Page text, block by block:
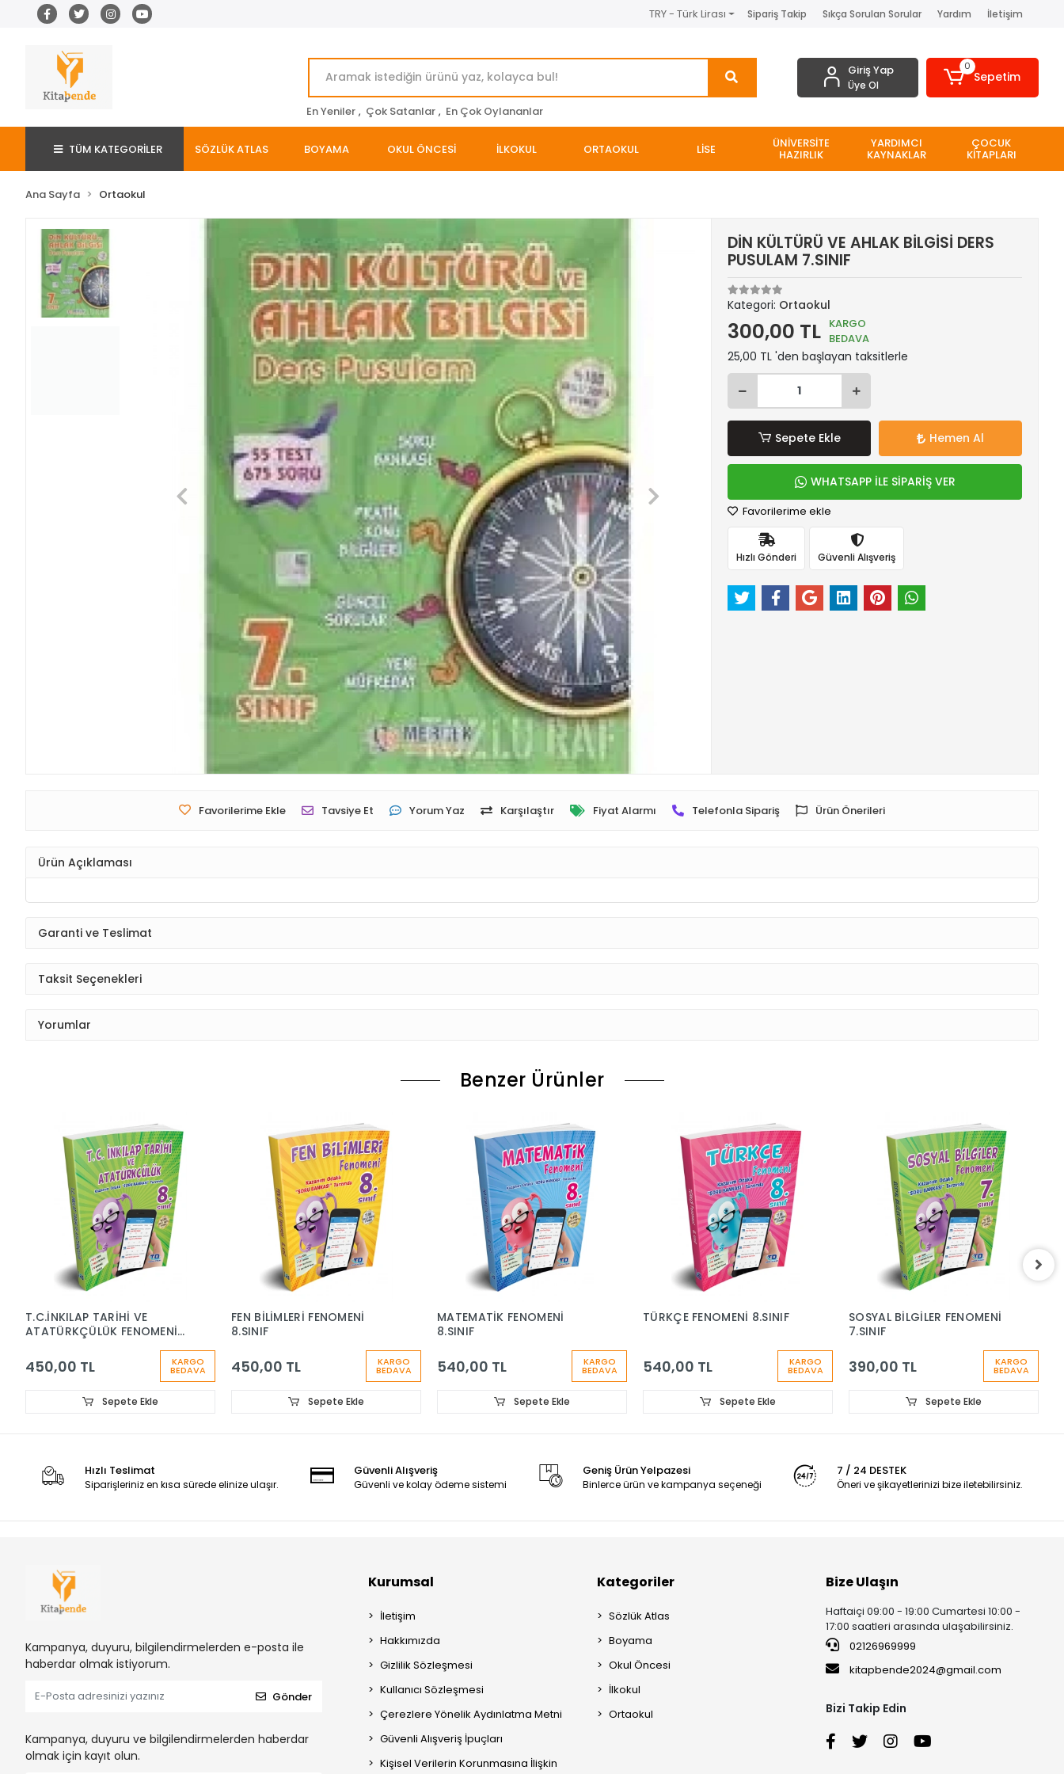
TRY - Türk Lirası Sipariş Takip Sıkça Sorulan Sorular Yardım İletişim
En Yeniler , Çok Satanlar , En Çok Oylananlar
Giriş Yap
Üye Ol
0
Sepetim
TÜM KATEGORİLER SÖZLÜK ATLAS BOYAMA OKUL ÖNCESİ İLKOKUL ORTAOKUL LİSE ÜNİVERSİTE
HAZIRLIK
YARDIMCI
KAYNAKLAR
ÇOCUK
KİTAPLARI
Ana Sayfa Ortaokul
DİN KÜLTÜRÜ VE AHLAK BİLGİSİ DERS
PUSULAM 7.SINIF
Kategori: Ortaokul
300,00 TL KARGO
BEDAVA
25,00 TL 'den başlayan taksitlerle
Sepete Ekle Hemen Al
WHATSAPP İLE SİPARİŞ VER
Favorilerime ekle
Hızlı Gönderi Güvenli Alışveriş
Favorilerime Ekle Tavsiye Et Yorum Yaz Karşılaştır Fiyat Alarmı Telefonla Sipariş Ürün Önerileri
Ürün Açıklaması
Garanti ve Teslimat
Taksit Seçenekleri
Yorumlar
Benzer Ürünler
T.C.İNKILAP TARİHİ VE
ATATÜRKÇÜLÜK FENOMENİ
450,00 TL KARGO
BEDAVA
Sepete Ekle
FEN BİLİMLERİ FENOMENİ
8.SINIF
450,00 TL KARGO
BEDAVA
Sepete Ekle
MATEMATİK FENOMENİ
8.SINIF
540,00 TL KARGO
BEDAVA
Sepete Ekle
TÜRKÇE FENOMENİ 8.SINIF
540,00 TL KARGO
BEDAVA
Sepete Ekle
SOSYAL BİLGİLER FENOMENİ
7.SINIF
390,00 TL KARGO
BEDAVA
Sepete Ekle
Hızlı Teslimat
Siparişleriniz en kısa sürede elinize ulaşır.
Güvenli Alışveriş
Güvenli ve kolay ödeme sistemi
Geniş Ürün Yelpazesi
Binlerce ürün ve kampanya seçeneği
7 / 24 DESTEK
Öneri ve şikayetlerinizi bize iletebilirsiniz.
Kampanya, duyuru, bilgilendirmelerden e-posta ile
haberdar olmak istiyorum.
Gönder
Kampanya, duyuru ve bilgilendirmelerden haberdar
olmak için kayıt olun.
Kurumsal
İletişim
Hakkımızda
Gizlilik Sözleşmesi
Kullanıcı Sözleşmesi
Çerezlere Yönelik Aydınlatma Metni
Güvenli Alışveriş İpuçları
Kişisel Verilerin Korunmasına İlişkin
Kategoriler
Sözlük Atlas
Boyama
Okul Öncesi
İlkokul
Ortaokul
Bize Ulaşın
Haftaiçi 09:00 - 19:00 Cumartesi 10:00 -
17:00 saatleri arasında ulaşabilirsiniz.
02126969999
kitapbende2024@gmail.com
Bizi Takip Edin